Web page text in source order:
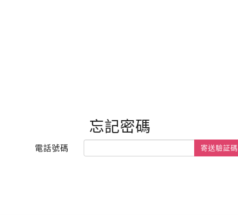
忘記密碼
電話號碼 寄送驗証碼